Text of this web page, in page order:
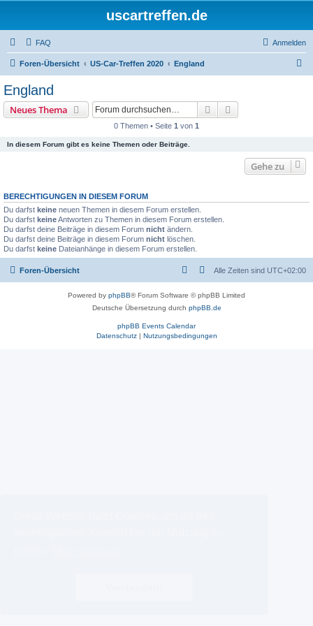
uscartreffen.de
FAQ Anmelden
Foren-Übersicht US-Car-Treffen 2020 England
England
Neues Thema Suche
0 Themen • Seite 1 von 1
In diesem Forum gibt es keine Themen oder Beiträge.
Gehe zu
BERECHTIGUNGEN IN DIESEM FORUM
Du darfst keine neuen Themen in diesem Forum erstellen.
Du darfst keineAntworten zu Themen in diesem Forum erstellen.
Du darfst deine Beiträge in diesem Forum nicht ändern.
Du darfst deine Beiträge in diesem Forum nicht löschen.
Du darfst keine Dateianhänge in diesem Forum erstellen.
Foren-Übersicht Alle Zeiten sind UTC+02:00
Powered by phpBB® Forum Software © phpBB Limited
Deutsche Übersetzung durch phpBB.de
phpBB Events Calendar
Datenschutz| Nutzungsbedingungen